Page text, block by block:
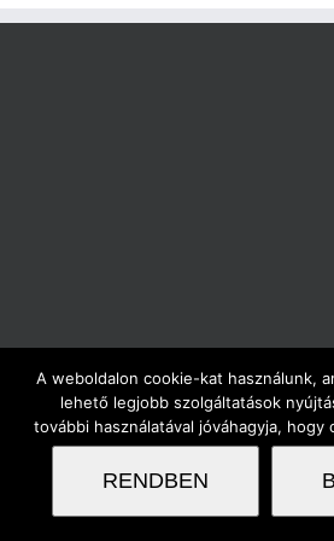
Copyright flodesign 2017 | Minden
A weboldalon cookie-kat használunk,
lehető legjobb szolgáltatások
további használatával jóváhagyja, hogy
RENDBEN